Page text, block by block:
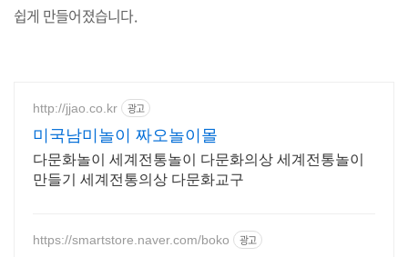
쉽게 만들어졌습니다.
http://jjao.co.kr 광고
미국남미놀이 짜오놀이몰
다문화놀이 세계전통놀이 다문화의상 세계전통놀이
만들기 세계전통의상 다문화교구
https://smartstore.naver.com/boko 광고